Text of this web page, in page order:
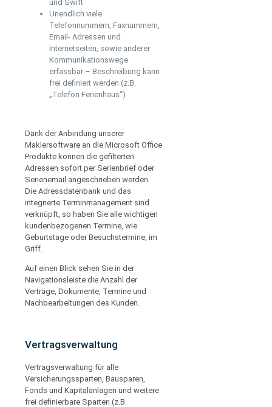
und Swift
Unendlich viele
Telefonnummern, Faxnummern,
Email- Adressen und
Internetseiten, sowie anderer
Kommunikationswege
erfassbar – Beschreibung kann
frei definiert werden (z.B.
„Telefon Ferienhaus“)
Dank der Anbindung unserer
Maklersoftware an die Microsoft Office
Produkte können die gefilterten
Adressen sofort per Serienbrief oder
Serienemail angeschrieben werden.
Die Adressdatenbank und das
integrierte Terminmanagement sind
verknüpft, so haben Sie alle wichtigen
kundenbezogenen Termine, wie
Geburtstage oder Besuchstermine, im
Griff.
Auf einen Blick sehen Sie in der
Navigationsleiste die Anzahl der
Verträge, Dokumente, Termine und
Nachbearbeitungen des Kunden.
Vertragsverwaltung
Vertragsverwaltung für alle
Versicherungssparten, Bausparen,
Fonds und Kapitalanlagen und weitere
frei definierbare Sparten (z.B.